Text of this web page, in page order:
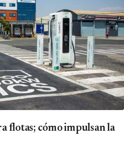
flotas; cómo impulsan la